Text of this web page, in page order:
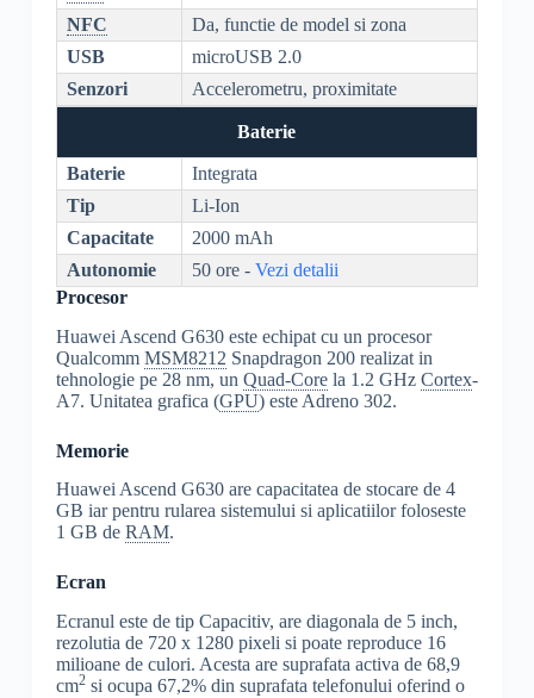
NFC
Da, functie de model si zona
USB
microUSB 2.0
Senzori
Accelerometru, proximitate
Baterie
Baterie
Integrata
Tip
Li-Ion
Capacitate
2000 mAh
Autonomie
50 ore - Vezi detalii
Procesor
Huawei Ascend G630 este echipat cu un procesor
Qualcomm MSM8212 Snapdragon 200 realizat in
tehnologie pe 28 nm, un Quad-Corela 1.2 GHz Cortex-
A7. Unitatea grafica (GPU) este Adreno 302.
Memorie
Huawei Ascend G630 are capacitatea de stocare de 4
GB iar pentru rularea sistemului si aplicatiilor foloseste
1 GB de RAM.
Ecran
Ecranul este de tip Capacitiv, are diagonala de 5 inch,
rezolutia de 720 x 1280 pixeli si poate reproduce 16
milioane de culori. Acesta are suprafata activa de 68,9
cm2si ocupa 67,2% din suprafata telefonului oferind o